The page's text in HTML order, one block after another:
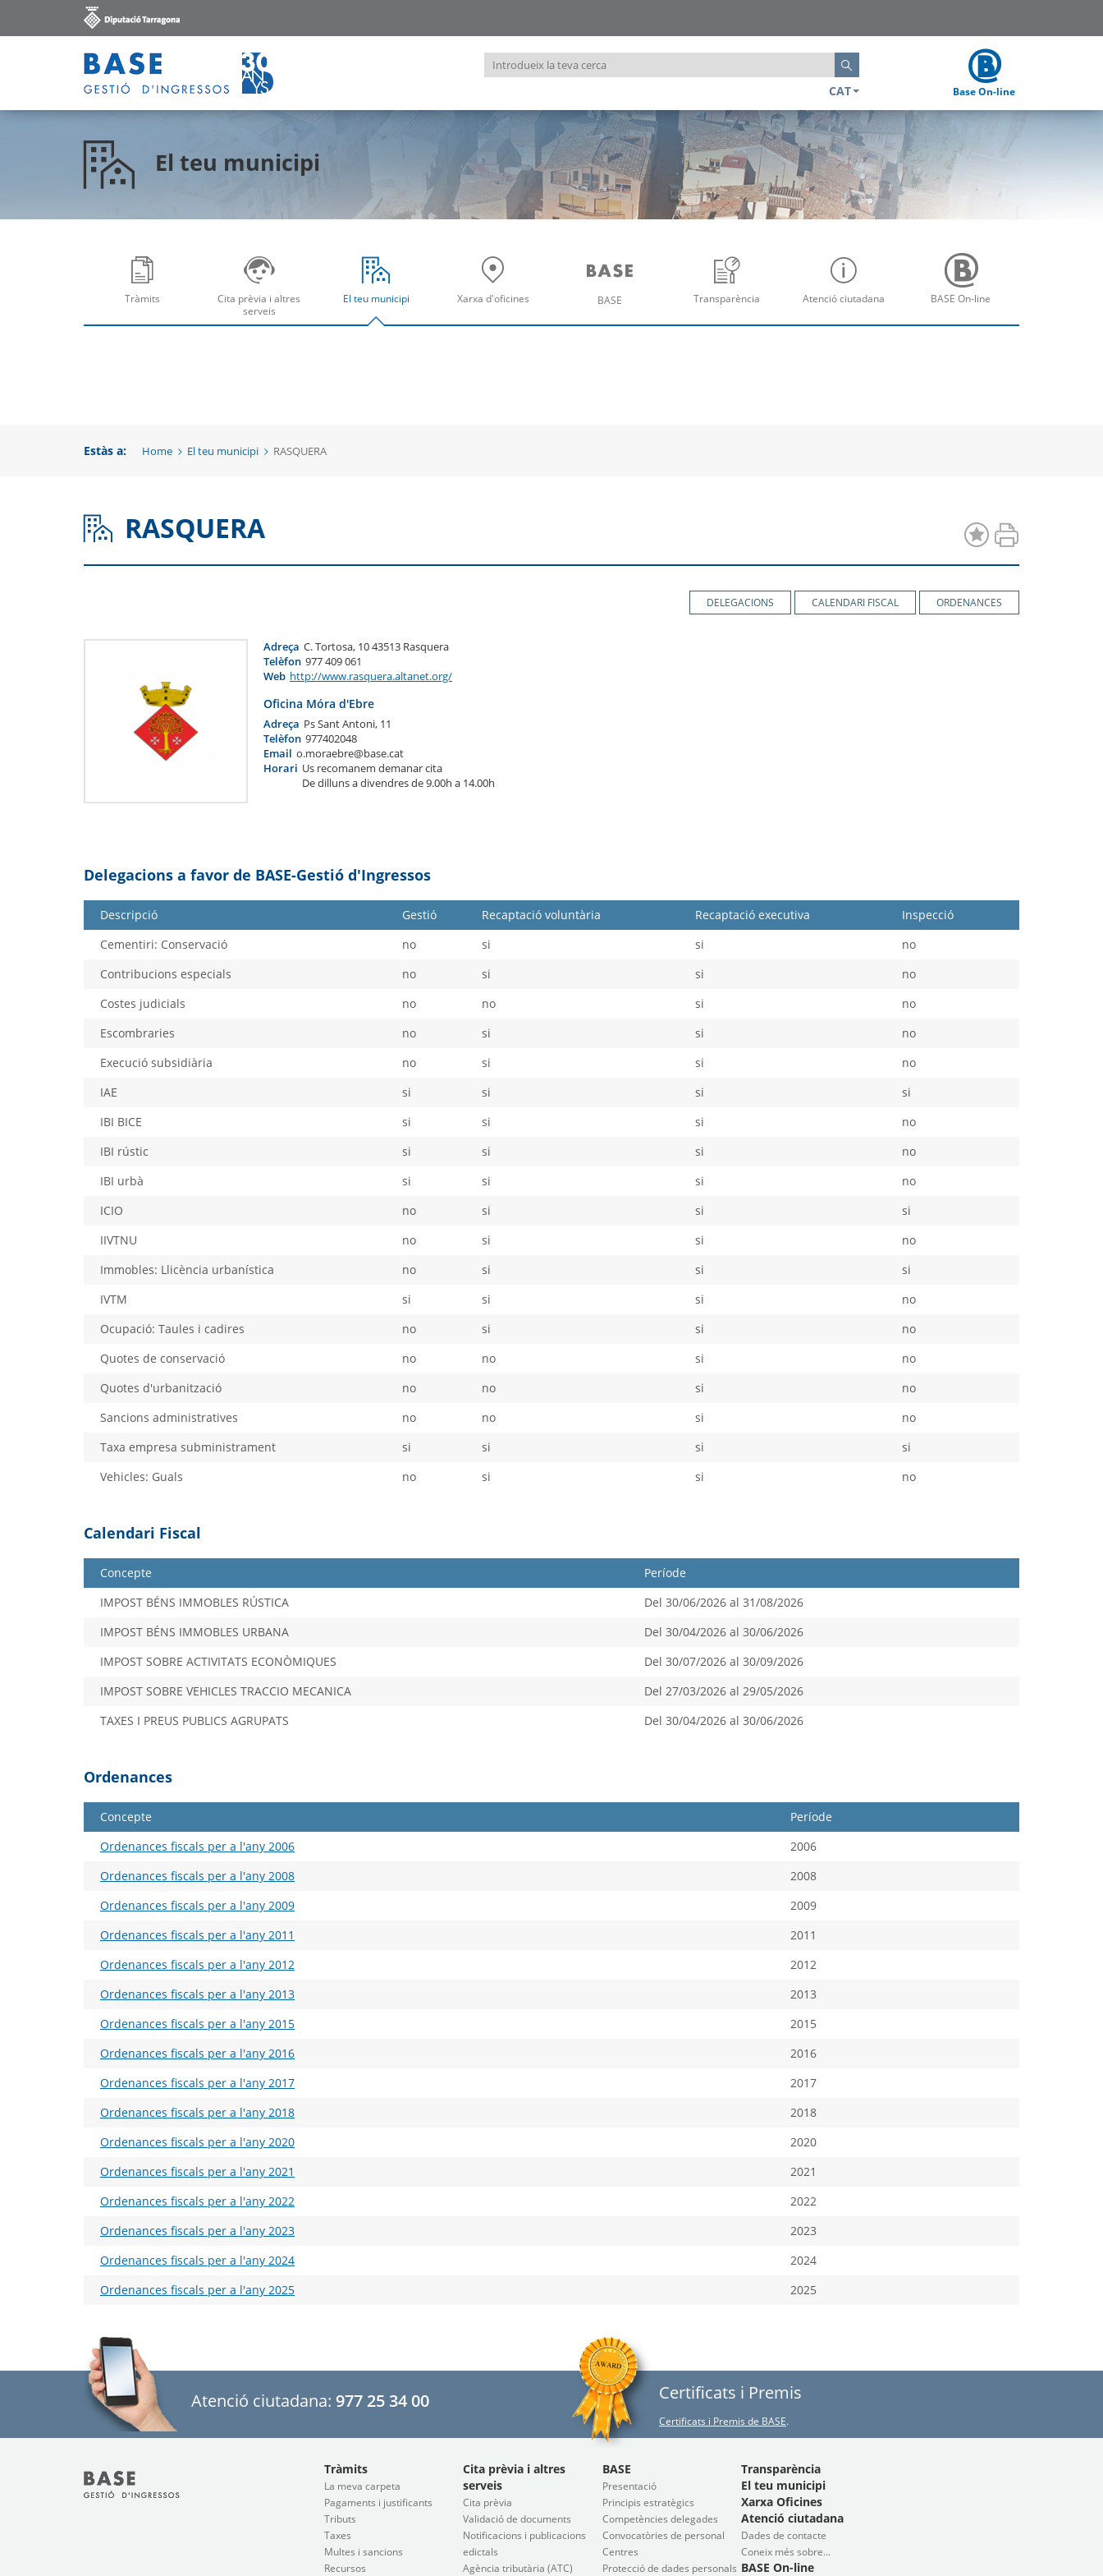
Introdueix
la
cerca
CAT
Base On-line
El teu municipi
Tràmits
Obre
finestra
Cita prèvia i altres
serveis
Obre
finestra
El teu municipi
Obre
finestra
Xarxa d'oficines
Obre
BASE
Obre
Transparència
Obre
Atenció ciutadana
Obre
BASE On-line
Obre
Estàs a: Home El teu municipi RASQUERA
RASQUERA
DELEGACIONS CALENDARI FISCAL ORDENANCES
Adreça C. Tortosa, 10 43513 Rasquera
Telèfon 977 409 061
Web http://www.rasquera.altanet.org/
Oficina Móra d'Ebre
Adreça Ps Sant Antoni, 11
Telèfon 977402048
Email o.moraebre@base.cat
Horari Us recomanem demanar cita
De dilluns a divendres de 9.00h a 14.00h
Delegacions a favor de BASE-Gestió d'Ingressos
Descripció Gestió Recaptació voluntària Recaptació executiva
Inspecció
Cementiri: Conservació
no si si
no
Contribucions especials
no si si
no
Costes judicials
no no si
no
Escombraries
no si si
no
Execució subsidiària
no si si
no
IAE
si si si
si
IBI BICE
si si si
no
IBI rústic
si si si
no
IBI urbà
si si si
no
ICIO
no si si
si
IIVTNU
no si si
no
Immobles: Llicència urbanística
no si si
si
IVTM
si si si
no
Ocupació: Taules i cadires
no si si
no
Quotes de conservació
no no si
no
Quotes d'urbanització
no no si
no
Sancions administratives
no no si
no
Taxa empresa subministrament
si si si
si
Vehicles: Guals
no si si no
Calendari Fiscal
Concepte
Període
IMPOST BÉNS IMMOBLES RÚSTICA
Del 30/06/2026 al 31/08/2026
IMPOST BÉNS IMMOBLES URBANA
Del 30/04/2026 al 30/06/2026
IMPOST SOBRE ACTIVITATS ECONÒMIQUES
Del 30/07/2026 al 30/09/2026
IMPOST SOBRE VEHICLES TRACCIO MECANICA
Del 27/03/2026 al 29/05/2026
TAXES I PREUS PUBLICS AGRUPATS
Del 30/04/2026 al 30/06/2026
Ordenances
Concepte
Període
Ordenances fiscals per a l'any 2006
2006
Ordenances fiscals per a l'any 2008
2008
Ordenances fiscals per a l'any 2009
2009
Ordenances fiscals per a l'any 2011
2011
Ordenances fiscals per a l'any 2012
2012
Ordenances fiscals per a l'any 2013
2013
Ordenances fiscals per a l'any 2015
2015
Ordenances fiscals per a l'any 2016
2016
Ordenances fiscals per a l'any 2017
2017
Ordenances fiscals per a l'any 2018
2018
Ordenances fiscals per a l'any 2020
2020
Ordenances fiscals per a l'any 2021
2021
Ordenances fiscals per a l'any 2022
2022
Ordenances fiscals per a l'any 2023
2023
Ordenances fiscals per a l'any 2024
2024
Ordenances fiscals per a l'any 2025
2025
Atenció ciutadana: 977 25 34 00 Certificats i Premis
Certificats i Premis de BASE.
Tràmits
La meva carpeta
Pagaments i justificants
Tributs
Taxes
Multes i sancions
Recursos
Cita prèvia i altres
serveis
Cita prèvia
Validació de documents
Notificacions i publicacions
edictals
Agència tributària (ATC)
BASE
Presentació
Principis estratègics
Competències delegades
Convocatòries de personal
Centres
Protecció de dades personals
Transparència
El teu municipi
Xarxa Oficines
Atenció ciutadana
Dades de contacte
Coneix més sobre...
BASE On-line